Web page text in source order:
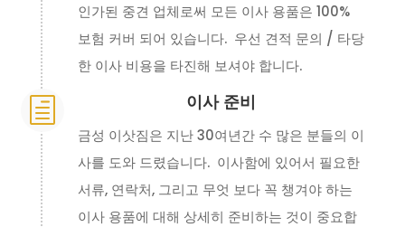
인가된 중견 업체로써 모든 이사 용품은 100%
보험 커버 되어 있습니다. 우선 견적 문의 / 타당
한 이사 비용을 타진해 보셔야 합니다.
h 이사 준비
금성 이삿짐은 지난 30여년간 수 많은 분들의 이
사를 도와 드렸습니다. 이사함에 있어서 필요한
서류, 연락처, 그리고 무엇 보다 꼭 챙겨야 하는
이사 용품에 대해 상세히 준비하는 것이 중요합